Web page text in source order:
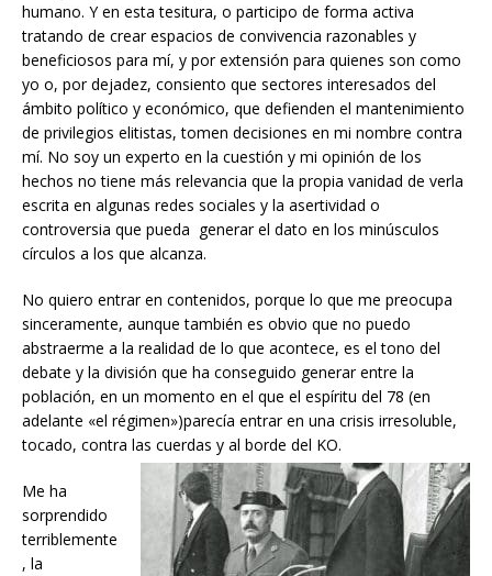
humano. Y en esta tesitura, o participo de forma activa
tratando de crear espacios de convivencia razonables y
beneficiosos para mí, y por extensión para quienes son como
yo o, por dejadez, consiento que sectores interesados del
ámbito político y económico, que defienden el mantenimiento
de privilegios elitistas, tomen decisiones en mi nombre contra
mí. No soy un experto en la cuestión y mi opinión de los
hechos no tiene más relevancia que la propia vanidad de verla
escrita en algunas redes sociales y la asertividad o
controversia que pueda generar el dato en los minúsculos
círculos a los que alcanza.
No quiero entrar en contenidos, porque lo que me preocupa
sinceramente, aunque también es obvio que no puedo
abstraerme a la realidad de lo que acontece, es el tono del
debate y la división que ha conseguido generar entre la
población, en un momento en el que el espíritu del 78 (en
adelante «el régimen»)parecía entrar en una crisis irresoluble,
tocado, contra las cuerdas y al borde del KO.
Me ha
sorprendido
terriblemente
, la